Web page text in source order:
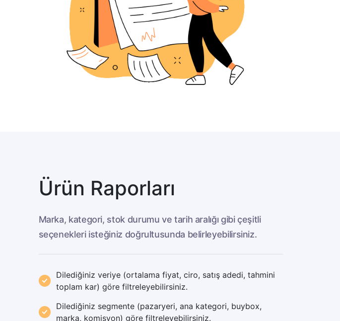
Ürün Raporları
Marka, kategori, stok durumu ve tarih aralığı gibi çeşitli
seçenekleri isteğiniz doğrultusunda belirleyebilirsiniz.
Dilediğiniz veriye (ortalama fiyat, ciro, satış adedi, tahmini
toplam kar) göre filtreleyebilirsiniz.
Dilediğiniz segmente (pazaryeri, ana kategori, buybox,
marka, komisyon) göre filtreleyebilirsiniz.